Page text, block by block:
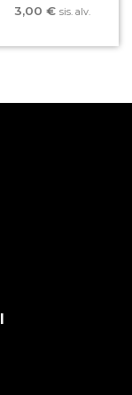
3,00 € sis. alv.